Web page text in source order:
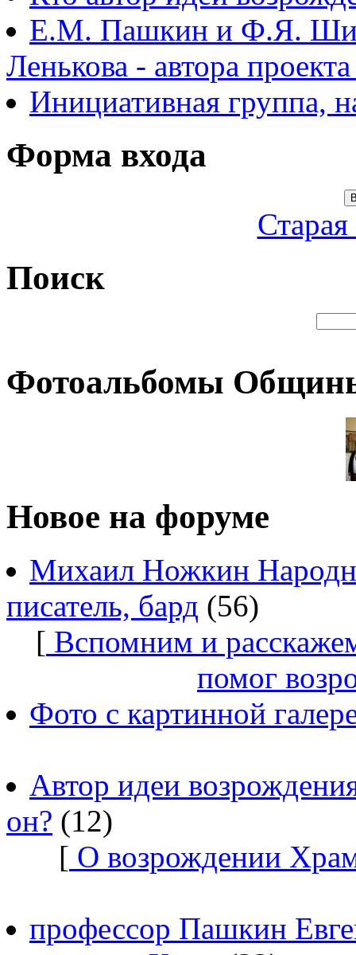
Е.М. Пашкин и Ф.Я.
Ленькова - автора
Инициативная группа,
Форма входа
Поиск
Фотоальбомы
Новое на форуме
Михаил Ножкин
писатель, бард (56)
[ Вспомним и
помог
Фото с картинной
Автор идеи
он? (12)
[ О возрождении
профессор Пашкин